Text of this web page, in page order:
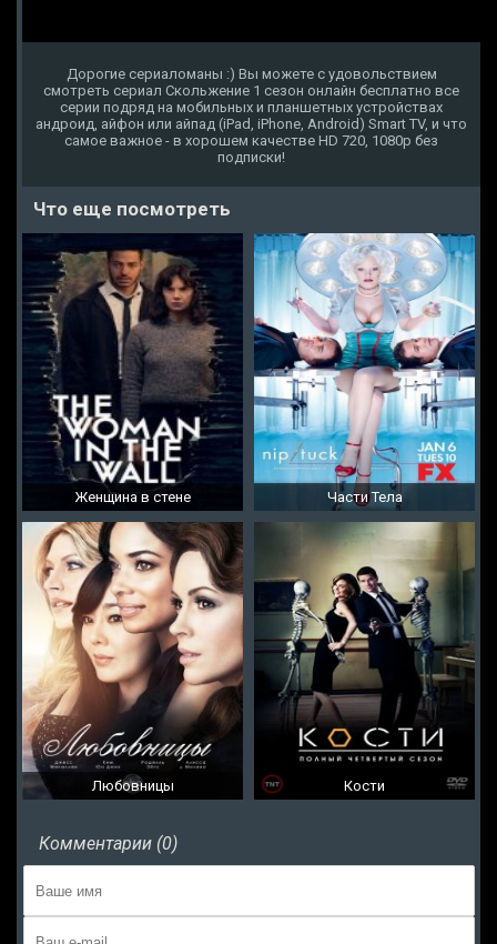
Дорогие сериаломаны :) Вы можете с удовольствием
смотреть сериал Скольжение 1 сезон онлайн бесплатно все
серии подряд на мобильных и планшетных устройствах
андроид, айфон или айпад (iPad, iPhone, Android) Smart TV, и что
самое важное - в хорошем качестве HD 720, 1080p без
подписки!
Что еще посмотреть
Женщина в стене Части Тела
Любовницы Кости
Комментарии (0)